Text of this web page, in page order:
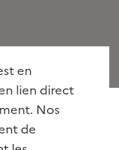
en
lien direct
Nos
de